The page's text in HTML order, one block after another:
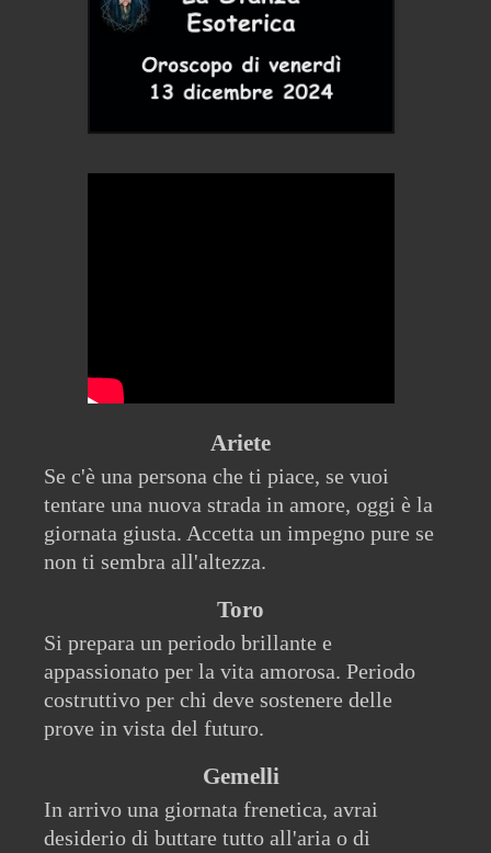
Ariete
Se c'è una persona che ti piace, se vuoi
tentare una nuova strada in amore, oggi è la
giornata giusta. Accetta un impegno pure se
non ti sembra all'altezza.
Toro
Si prepara un periodo brillante e
appassionato per la vita amorosa. Periodo
costruttivo per chi deve sostenere delle
prove in vista del futuro.
Gemelli
In arrivo una giornata frenetica, avrai
desiderio di buttare tutto all'aria o di